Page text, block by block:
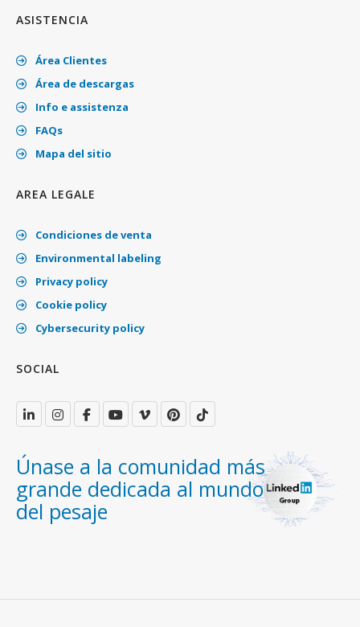
ASISTENCIA
Área Clientes
Área de descargas
Info e assistenza
FAQs
Mapa del sitio
AREA LEGALE
Condiciones de venta
Environmental labeling
Privacy policy
Cookie policy
Cybersecurity policy
SOCIAL
Únase a la comunidad más
grande dedicada al mundo
del pesaje